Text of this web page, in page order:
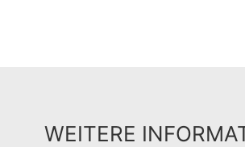
WEITERE